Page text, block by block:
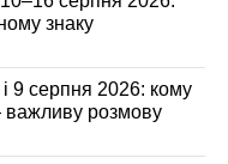
знаку
9 серпня 2026: кому
важливу розмову